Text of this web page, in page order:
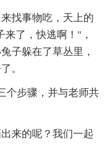
找事物吃，天上的
了，快逃啊！"，
子躲在了草丛里，
。
个步骤，并与老师共
来的呢？我们一起